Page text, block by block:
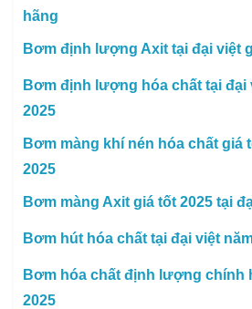
hãng
Bơm định lượng Axit tại đại việt
Bơm định lượng hóa chất tại đại
2025
Bơm màng khí nén hóa chất giá
2025
Bơm màng Axit giá tốt 2025 tại
Bơm hút hóa chất tại đại việt
Bơm hóa chất định lượng chính
2025